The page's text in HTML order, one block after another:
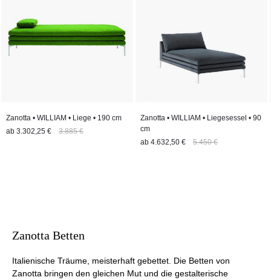
Zanotta • WILLIAM • Liege • 190 cm
ab 3.302,25 € 3.885 €
Zanotta • WILLIAM • Liegesessel • 90
cm
ab 4.632,50 € 5.450 €
Zanotta Betten
Italienische Träume, meisterhaft gebettet. Die Betten von
Zanotta bringen den gleichen Mut und die gestalterische